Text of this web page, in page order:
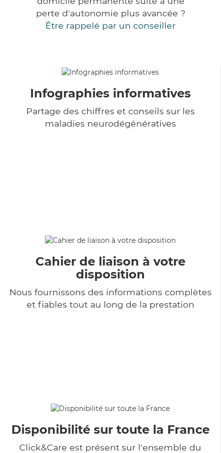
perte d'autonomie plus avancée ?
Être rappelé par un conseiller
Infographies informatives
Partage des chiffres et conseils sur les
maladies neurodégénératives
Cahier de liaison à votre
disposition
Nous fournissons des informations complètes
et fiables tout au long de la prestation
Disponibilité sur toute la France
Click&Care est présent sur l'ensemble du